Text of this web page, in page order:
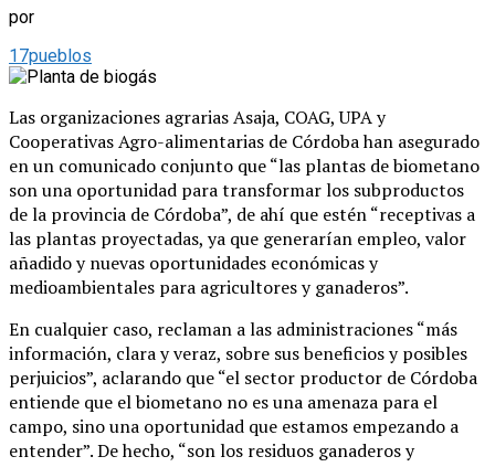
por
17pueblos
Las organizaciones agrarias Asaja, COAG, UPA y
Cooperativas Agro-alimentarias de Córdoba han asegurado
en un comunicado conjunto que “las plantas de biometano
son una oportunidad para transformar los subproductos
de la provincia de Córdoba”, de ahí que estén “receptivas a
las plantas proyectadas, ya que generarían empleo, valor
añadido y nuevas oportunidades económicas y
medioambientales para agricultores y ganaderos”.
En cualquier caso, reclaman a las administraciones “más
información, clara y veraz, sobre sus beneficios y posibles
perjuicios”, aclarando que “el sector productor de Córdoba
entiende que el biometano no es una amenaza para el
campo, sino una oportunidad que estamos empezando a
entender”. De hecho, “son los residuos ganaderos y